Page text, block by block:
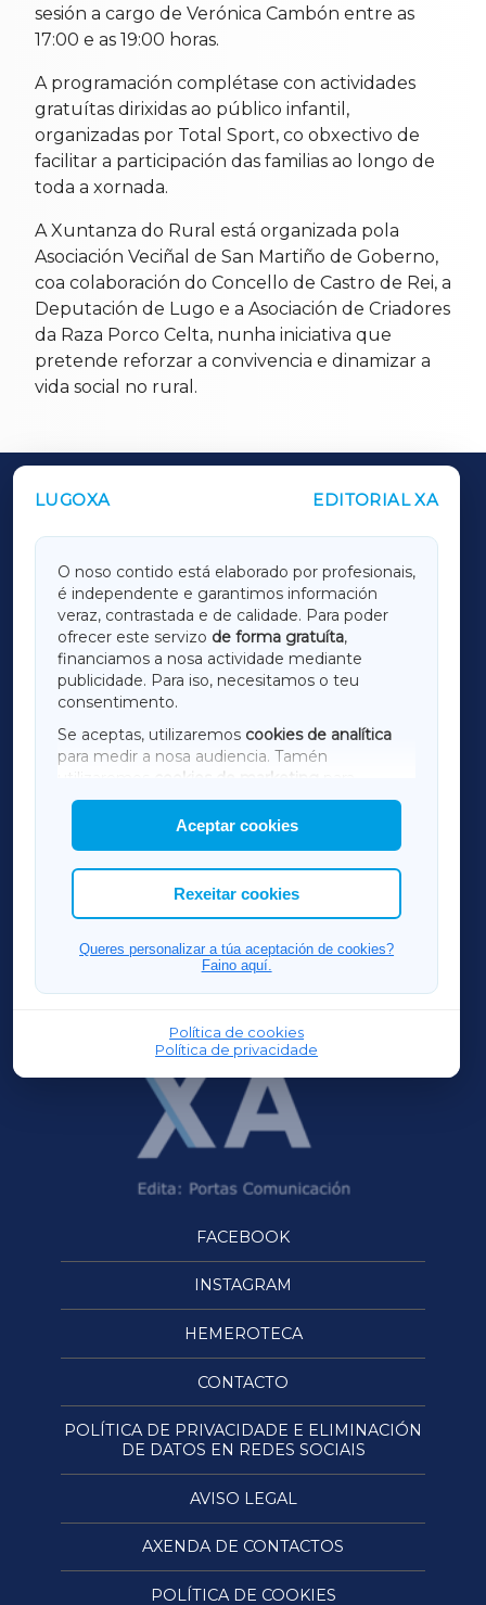
sesión a cargo de Verónica Cambón entre as
17:00 e as 19:00 horas.
A programación complétase con actividades
gratuítas dirixidas ao público infantil,
organizadas por Total Sport, co obxectivo de
facilitar a participación das familias ao longo de
toda a xornada.
A Xuntanza do Rural está organizada pola
Asociación Veciñal de San Martiño de Goberno,
coa colaboración do Concello de Castro de Rei, a
Deputación de Lugo e a Asociación de Criadores
da Raza Porco Celta, nunha iniciativa que
pretende reforzar a convivencia e dinamizar a
vida social no rural.
LUGOXA EDITORIAL XA
O noso contido está elaborado por profesionais,
é independente e garantimos información
veraz, contrastada e de calidade. Para poder
ofrecer este servizo de forma gratuíta,
financiamos a nosa actividade mediante
publicidade. Para iso, necesitamos o teu
consentimento.
Se aceptas, utilizaremos cookies de analítica
para medir a nosa audiencia. Tamén
utilizaremos
cookies de marketing
mostrar publicidade de terceiros.
Así mesmo, podes personalizar a elección das
cookies que desexas permitir.
Aceptar cookies
Rexeitar cookies
Queres personalizar a túa aceptación de cookies?
Faino aquí.
Política de cookies
Política de privacidade
OUTROS PERIÓDICOS
LUGOXA
TERRACHAXA
AMARIÑAXA
RIBEIRASACRAXA
ACORUÑAXA
FERROLXA
OURENSEXA
FACEBOOK
INSTAGRAM
HEMEROTECA
CONTACTO
POLÍTICA DE PRIVACIDADE E ELIMINACIÓN
DE DATOS EN REDES SOCIAIS
AVISO LEGAL
AXENDA DE CONTACTOS
POLÍTICA DE COOKIES